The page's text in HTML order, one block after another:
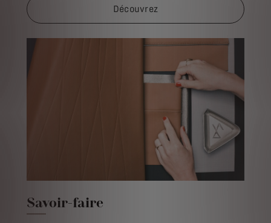
Découvrez
Savoir-faire